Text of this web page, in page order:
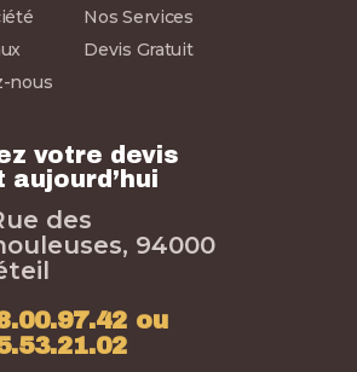
Nos Services
Devis Gratuit
nous
votre devis
aujourd’hui
des
94000
ou